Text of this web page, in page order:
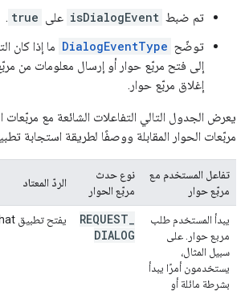
تم ضبط isDialogEvent على true
.
توضّح DialogEventType ما إذا كان
إلى فتح مربّع حوار أو إرسال معلومات من
إغلاق مربّع حوار.
يعرض الجدول التالي التفاعلات الشائعة مع مربّعات
مربّعات الحوار المقابلة ووصفًا لطريقة استجابة
تفاعل المستخدم مع
مربّع حوار
نوع حدث
مربّع الحوار
الردّ المعتاد
يبدأ المستخدم طلب
مربع حوار. على
سبيل المثال،
يستخدمون أمرًا يبدأ
بشرطة مائلة أو
REQUEST
DIALOG
يفتح تطبيق Chat مربّع الحوار.